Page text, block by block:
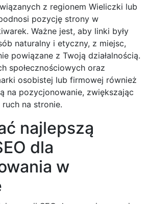
z regionem Wieliczki lub
pozycję strony w
Ważne jest, aby linki były
naturalny i etyczny, z miejsc,
powiązane z Twoją działalnością.
społecznościowych oraz
osobistej lub firmowej również
na pozycjonowanie, zwiększając
na stronie.
najlepszą
dla
w